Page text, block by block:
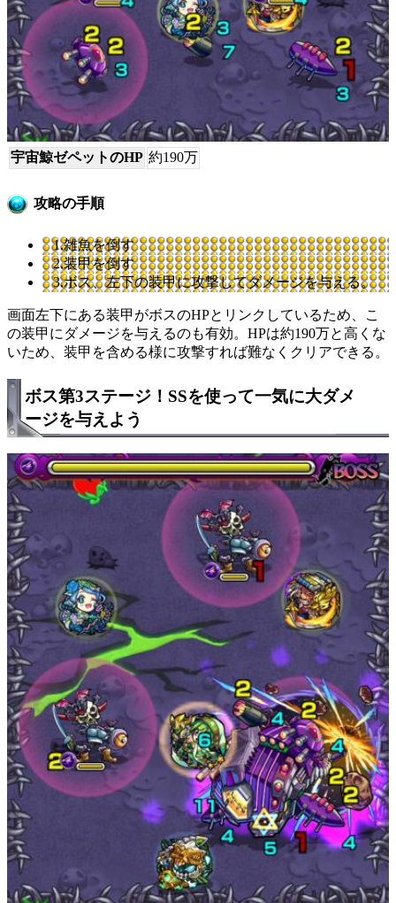
宇宙鯨ゼペットのHP 約190万
攻略の手順
1.雑魚を倒す
2.装甲を倒す
3.ボス、左下の装甲に攻撃してダメージを与える。
画面左下にある装甲がボスのHPとリンクしているため、こ
の装甲にダメージを与えるのも有効。HPは約190万と高くな
いため、装甲を含める様に攻撃すれば難なくクリアできる。
ボス第3ステージ！SSを使って一気に大ダメ
ージを与えよう